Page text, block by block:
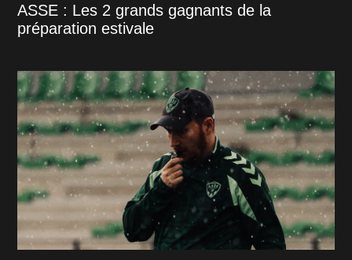
ASSE : Les 2 grands gagnants de la
préparation estivale